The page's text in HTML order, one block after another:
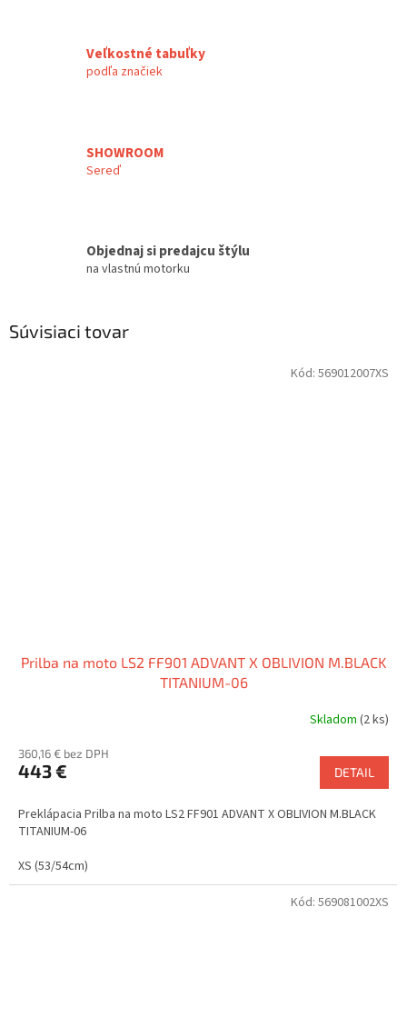
Veľkostné tabuľky
podľa značiek
SHOWROOM
Sereď
Objednaj si predajcu štýlu
na vlastnú motorku
Súvisiaci tovar
Prilba na moto LS2 FF901 ADVANT X OBLIVION M.BLACK
TITANIUM-06
Skladom (2 ks)
360,16 € bez DPH
443 € DETAIL
Preklápacia Prilba na moto LS2 FF901 ADVANT X OBLIVION M.BLACK
TITANIUM-06
XS (53/54cm)
Kód: 569012007XS
Kód: 569081002XS